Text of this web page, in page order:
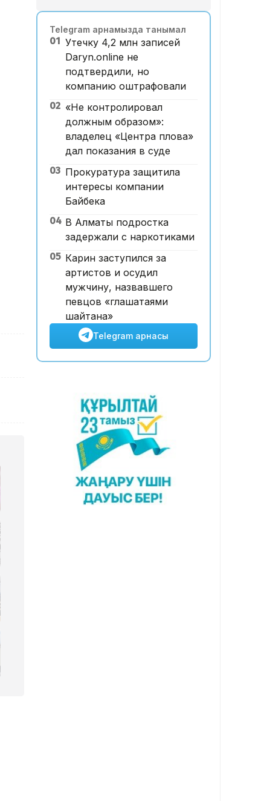
қарқынының баяулауы
қолдап отыр – сарапшылар
13:30, 07 Тамыз 2026
Фельдшер Ұлдана
Мырзуанның қазасына
қатысты іс сотқа жолданды
12:59, 07 Тамыз 2026
Абай облысы аумағындағы
орманды өрттен қорғауға 3
млрд теңгеден астам қаржы
бөлінді
12:00, 07 Тамыз 2026
Грекия мен Арменияның
бұрынғы бас бапкері
басқаруы мүмкін
Telegram арнамызда танымал
01 Утечку 4,2 млн записей
Daryn.online не
подтвердили, но
компанию оштрафовали
02 «Не контролировал
должным образом»:
владелец «Центра плова»
дал показания в суде
03 Прокуратура защитила
интересы компании
Байбека
04 В Алматы подростка
задержали с наркотиками
05 Карин заступился за
артистов и осудил
мужчину, назвавшего
певцов «глашатаями
шайтана»
Telegram арнасы